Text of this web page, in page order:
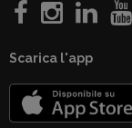
Scarica l'app